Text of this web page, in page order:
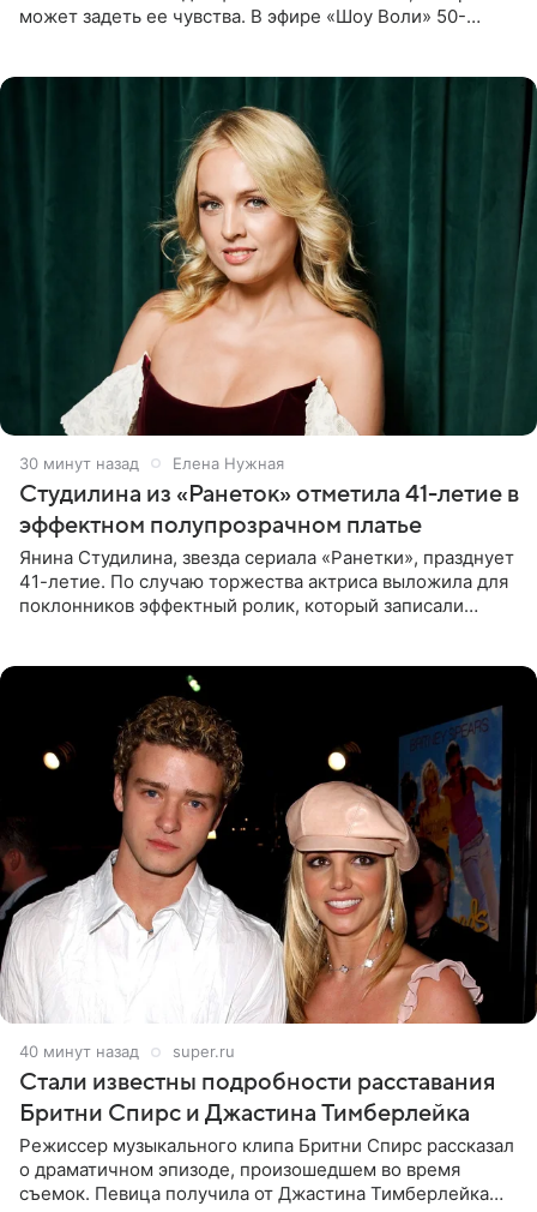
может задеть ее чувства. В эфире «Шоу Воли» 50-
30 минут назад Елена Нужная
Студилина из «Ранеток» отметила 41-летие в
эффектном полупрозрачном платье
Янина Студилина, звезда сериала «Ранетки», празднует
41-летие. По случаю торжества актриса выложила для
поклонников эффектный ролик, который записали
40 минут назад super.ru
Стали известны подробности расставания
Бритни Спирс и Джастина Тимберлейка
Режиссер музыкального клипа Бритни Спирс рассказал
о драматичном эпизоде, произошедшем во время
съемок. Певица получила от Джастина Тимберлейка